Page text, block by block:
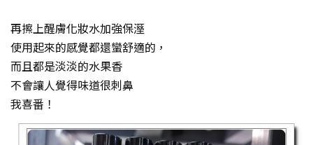
再擦上醒膚化妝水加強保溼
使用起來的感覺都還蠻舒適的，
而且都是淡淡的水果香
不會讓人覺得味道很刺鼻
我喜番！